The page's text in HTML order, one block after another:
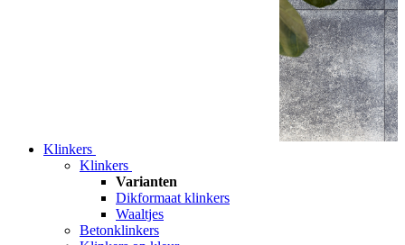
Klinkers
Klinkers
Varianten
Dikformaat klinkers
Waaltjes
Betonklinkers